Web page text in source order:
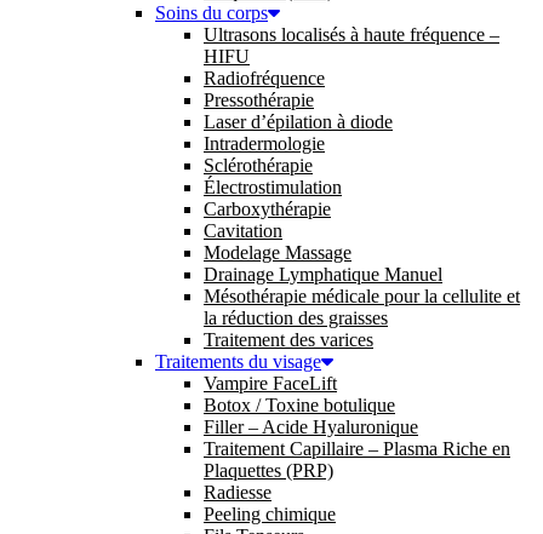
Soins du corps
Ultrasons localisés à haute fréquence –
HIFU
Radiofréquence
Pressothérapie
Laser d’épilation à diode
Intradermologie
Sclérothérapie
Électrostimulation
Carboxythérapie
Cavitation
Modelage Massage
Drainage Lymphatique Manuel
Mésothérapie médicale pour la cellulite et
la réduction des graisses
Traitement des varices
Traitements du visage
Vampire FaceLift
Botox / Toxine botulique
Filler – Acide Hyaluronique
Traitement Capillaire – Plasma Riche en
Plaquettes (PRP)
Radiesse
Peeling chimique